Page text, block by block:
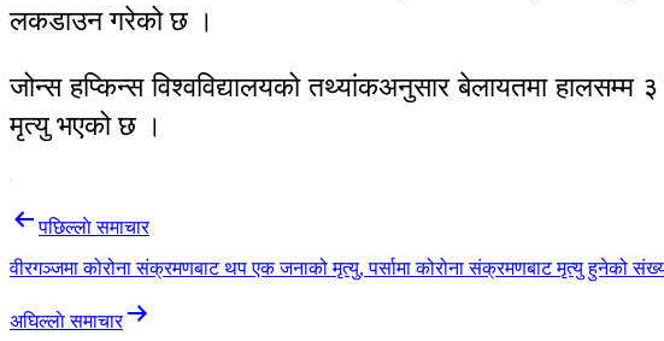
लकडाउन गरेको छ ।
जोन्स हप्किन्स विश्वविद्यालयको तथ्यांकअनुसार बेलायतमा
मृत्यु भएको छ ।
Post
navigation
पछिल्लाे समाचार
वीरगञ्जमा कोरोना संक्रमणबाट थप एक जनाको मृत्यु, पर्सामा कोरोना संक्रमणबाट मृत्यु हुनेको
अघिल्लाे समाचार